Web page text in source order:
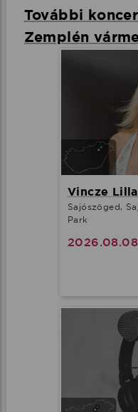
További
Zemplén
Vincze
Sajószöged,
Park
2026.08.08